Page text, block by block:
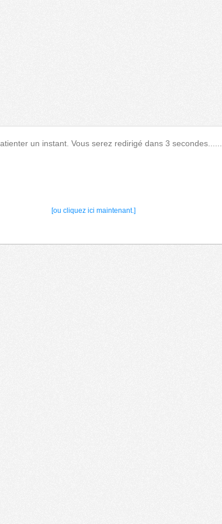
un instant. Vous serez redirigé dans 3 secondes......
[ou cliquez ici maintenant.]